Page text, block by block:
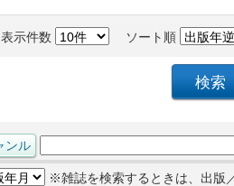
表示件数 ソート順
※雑誌を検索するときは、出版